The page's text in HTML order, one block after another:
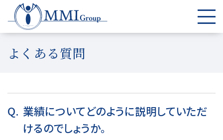
よくある質問
Q. 業績についてどのように説明していただ
けるのでしょうか。